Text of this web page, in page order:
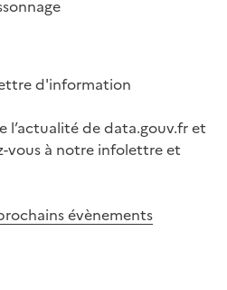
d'information
l’actualité de data.gouv.fr et
vous à notre infolettre et
évènements